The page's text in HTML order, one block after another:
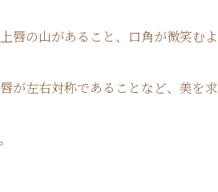
唇の山があること、口角が微笑むよ
が左右対称であることなど、美を求